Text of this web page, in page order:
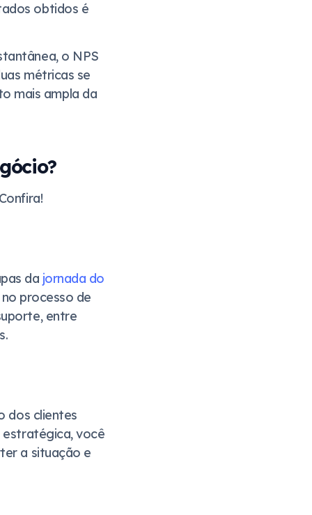
obtidos é
o NPS
métricas se
mais ampla da
da jornada do
processo de
entre
dos clientes
estratégica, você
a situação e